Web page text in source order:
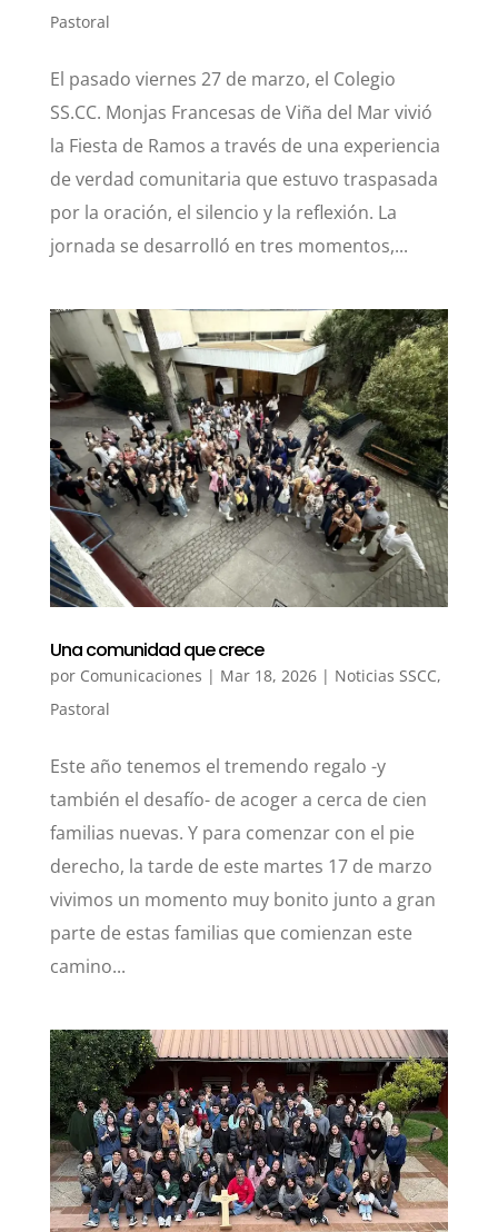
Pastoral
El pasado viernes 27 de marzo, el Colegio
SS.CC. Monjas Francesas de Viña del Mar vivió
la Fiesta de Ramos a través de una experiencia
de verdad comunitaria que estuvo traspasada
por la oración, el silencio y la reflexión. La
jornada se desarrolló en tres momentos,...
Una comunidad que crece
por Comunicaciones | Mar 18, 2026| Noticias SSCC,
Pastoral
Este año tenemos el tremendo regalo -y
también el desafío- de acoger a cerca de cien
familias nuevas. Y para comenzar con el pie
derecho, la tarde de este martes 17 de marzo
vivimos un momento muy bonito junto a gran
parte de estas familias que comienzan este
camino...